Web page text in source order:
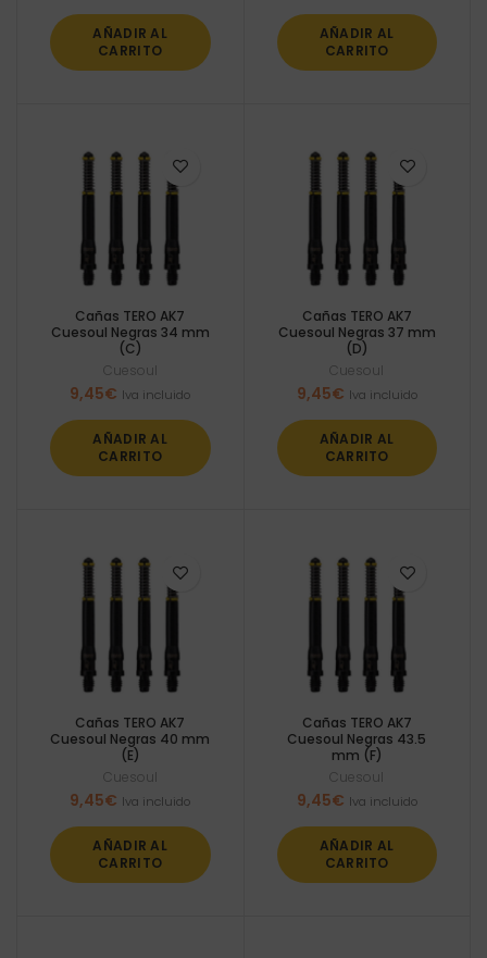
AÑADIR AL
CARRITO
AÑADIR AL
CARRITO
Cañas TERO AK7
Cuesoul Negras 34 mm
(C)
Cuesoul
9,45€ Iva incluido
AÑADIR AL
CARRITO
Cañas TERO AK7
Cuesoul Negras 37 mm
(D)
Cuesoul
9,45€ Iva incluido
AÑADIR AL
CARRITO
Cañas TERO AK7
Cuesoul Negras 40 mm
(E)
Cuesoul
9,45€ Iva incluido
AÑADIR AL
CARRITO
Cañas TERO AK7
Cuesoul Negras 43.5
mm (F)
Cuesoul
9,45€ Iva incluido
AÑADIR AL
CARRITO